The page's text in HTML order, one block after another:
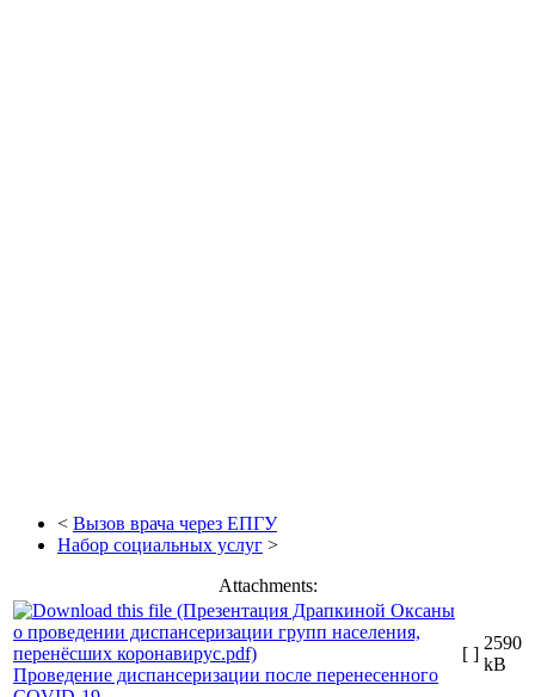
< Вызов врача через ЕПГУ
Набор социальных услуг >
Attachments:
Проведение диспансеризации после перенесенного
[ ]
2590
kB